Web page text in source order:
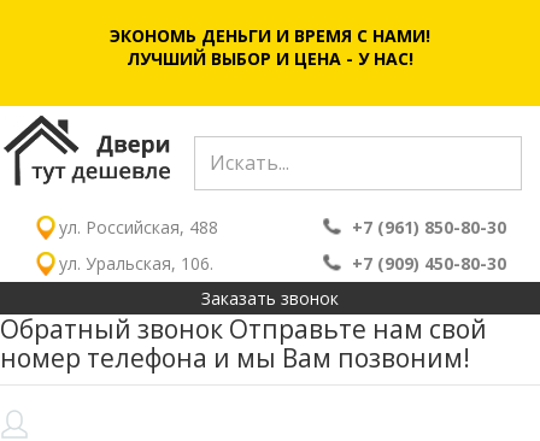
ЭКОНОМЬ ДЕНЬГИ И ВРЕМЯ С НАМИ!
ЛУЧШИЙ ВЫБОР И ЦЕНА - У НАС!
ул. Российская, 488
+7 (961) 850-80-30
ул. Уральская, 106.
+7 (909) 450-80-30
Заказать звонок
Обратный звонок Отправьте нам свой
номер телефона и мы Вам позвоним!